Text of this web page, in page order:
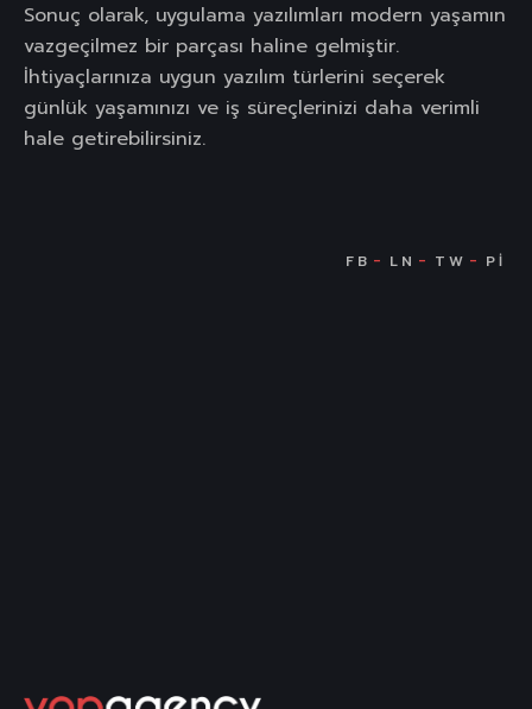
Sonuç olarak, uygulama yazılımları modern yaşamın
vazgeçilmez bir parçası haline gelmiştir.
İhtiyaçlarınıza uygun yazılım türlerini seçerek
günlük yaşamınızı ve iş süreçlerinizi daha verimli
hale getirebilirsiniz.